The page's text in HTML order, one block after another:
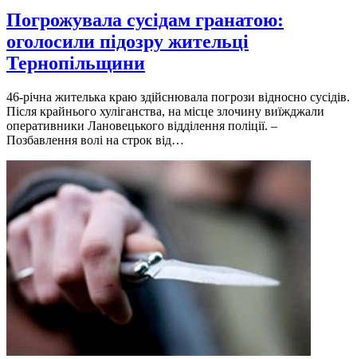
Погрожувала сусідам гранатою:
оголосили підозру жительці
Тернопільщини
46-річна жителька краю здійснювала погрози відносно сусідів.
Після крайнього хуліганства, на місце злочину виїжджали
оперативники Лановецького відділення поліції. –
Позбавлення волі на строк від…